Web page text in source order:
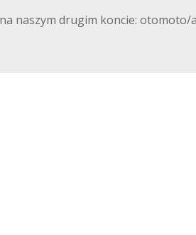
naszym drugim koncie: otomoto/